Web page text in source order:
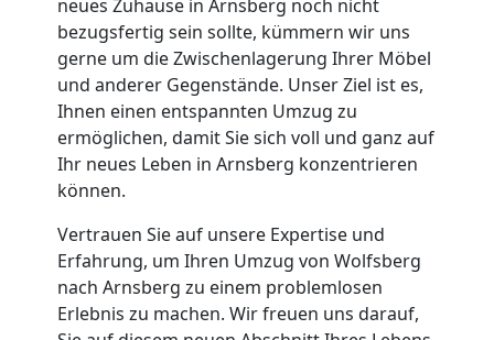
neues Zuhause in Arnsberg noch nicht
bezugsfertig sein sollte, kümmern wir uns
gerne um die Zwischenlagerung Ihrer Möbel
und anderer Gegenstände. Unser Ziel ist es,
Ihnen einen entspannten Umzug zu
ermöglichen, damit Sie sich voll und ganz auf
Ihr neues Leben in Arnsberg konzentrieren
können.
Vertrauen Sie auf unsere Expertise und
Erfahrung, um Ihren Umzug von Wolfsberg
nach Arnsberg zu einem problemlosen
Erlebnis zu machen. Wir freuen uns darauf,
Umzugshelfer
Wolfsberg
Möbeltaxi
Wolfsberg